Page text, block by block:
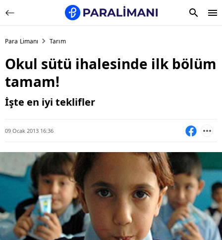
Para Limanı Tarım
Okul sütü ihalesinde ilk bölüm
tamam!
İşte en iyi teklifler
09 Ocak 2013 16:36